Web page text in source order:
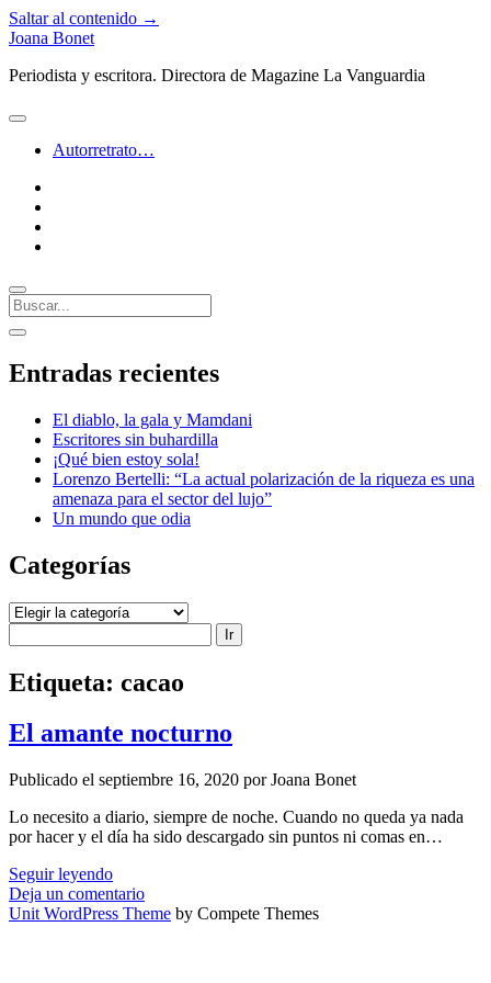
Saltar al contenido →
Joana Bonet
Periodista y escritora. Directora de Magazine La Vanguardia
abrir
Autorretrato…
Buscar
Barra
lateral
abrir
lateral
Entradas recientes
El diablo, la gala y Mamdani
Escritores sin buhardilla
¡Qué bien estoy sola!
Lorenzo Bertelli: “La actual polarización de la riqueza es una
amenaza para el sector del lujo”
Un mundo que odia
Categorías
Categorías
Etiqueta: cacao
El amante nocturno
Publicado el septiembre 16, 2020 por Joana Bonet
Lo necesito a diario, siempre de noche. Cuando no queda ya nada
por hacer y el día ha sido descargado sin puntos ni comas en…
Seguir leyendoEl
amante
nocturno
Deja un comentario
Unit WordPress Theme by Compete Themes